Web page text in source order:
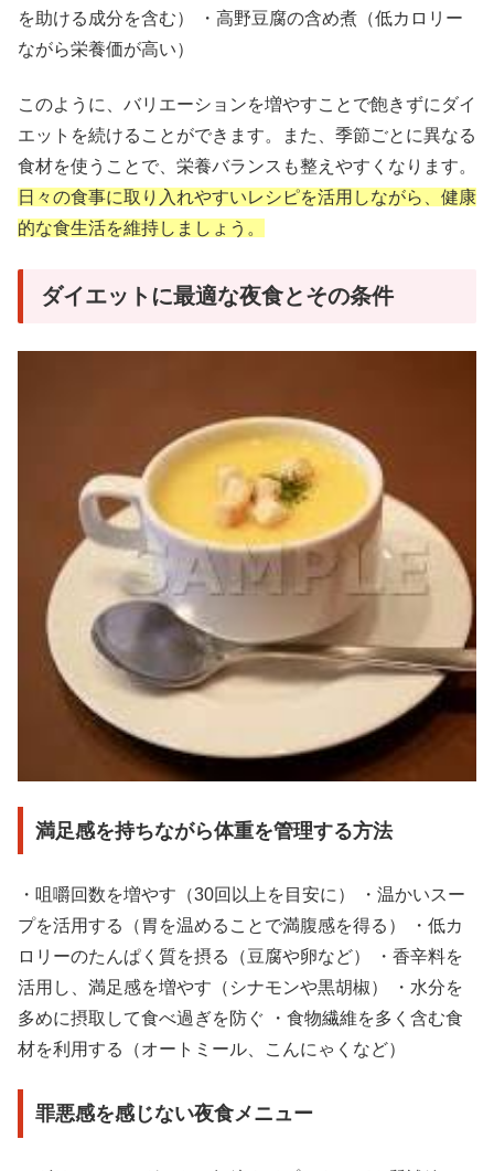
を助ける成分を含む） ・高野豆腐の含め煮（低カロリー
ながら栄養価が高い）
このように、バリエーションを増やすことで飽きずにダイ
エットを続けることができます。また、季節ごとに異なる
食材を使うことで、栄養バランスも整えやすくなります。
日々の食事に取り入れやすいレシピを活用しながら、健康
的な食生活を維持しましょう。
ダイエットに最適な夜食とその条件
満足感を持ちながら体重を管理する方法
・咀嚼回数を増やす（30回以上を目安に） ・温かいスー
プを活用する（胃を温めることで満腹感を得る） ・低カ
ロリーのたんぱく質を摂る（豆腐や卵など） ・香辛料を
活用し、満足感を増やす（シナモンや黒胡椒） ・水分を
多めに摂取して食べ過ぎを防ぐ ・食物繊維を多く含む食
材を利用する（オートミール、こんにゃくなど）
罪悪感を感じない夜食メニュー